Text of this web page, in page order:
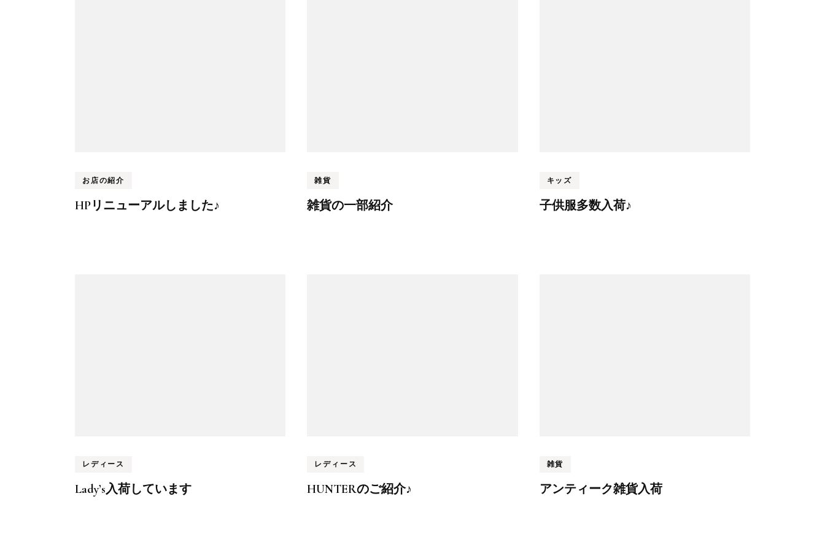
お店の紹介
HPリニューアルしました♪
雑貨
雑貨の一部紹介
キッズ
子供服多数入荷♪
レディース
Lady’s入荷しています
レディース
HUNTERのご紹介♪
雑貨
アンティーク雑貨入荷